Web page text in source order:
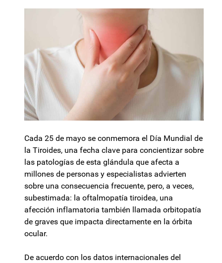
Cada 25 de mayo se conmemora el Día Mundial de
la Tiroides, una fecha clave para concientizar sobre
las patologías de esta glándula que afecta a
millones de personas y especialistas advierten
sobre una consecuencia frecuente, pero, a veces,
subestimada: la oftalmopatía tiroidea, una
afección inflamatoria también llamada orbitopatía
de graves que impacta directamente en la órbita
ocular.
De acuerdo con los datos internacionales del